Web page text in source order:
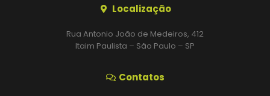
Localização
Rua Antonio João de Medeiros, 412
Itaim Paulista – São Paulo – SP
Contatos